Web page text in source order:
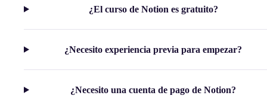
¿El curso de Notion es gratuito?
¿Necesito experiencia previa para empezar?
¿Necesito una cuenta de pago de Notion?